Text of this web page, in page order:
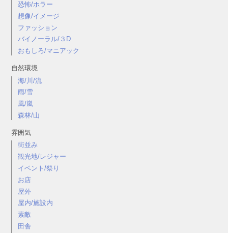
恐怖/ホラー
想像/イメージ
ファッション
バイノーラル/３D
おもしろ/マニアック
自然環境
海/川/流
雨/雪
風/嵐
森林/山
雰囲気
街並み
観光地/レジャー
イベント/祭り
お店
屋外
屋内/施設内
素敵
田舎